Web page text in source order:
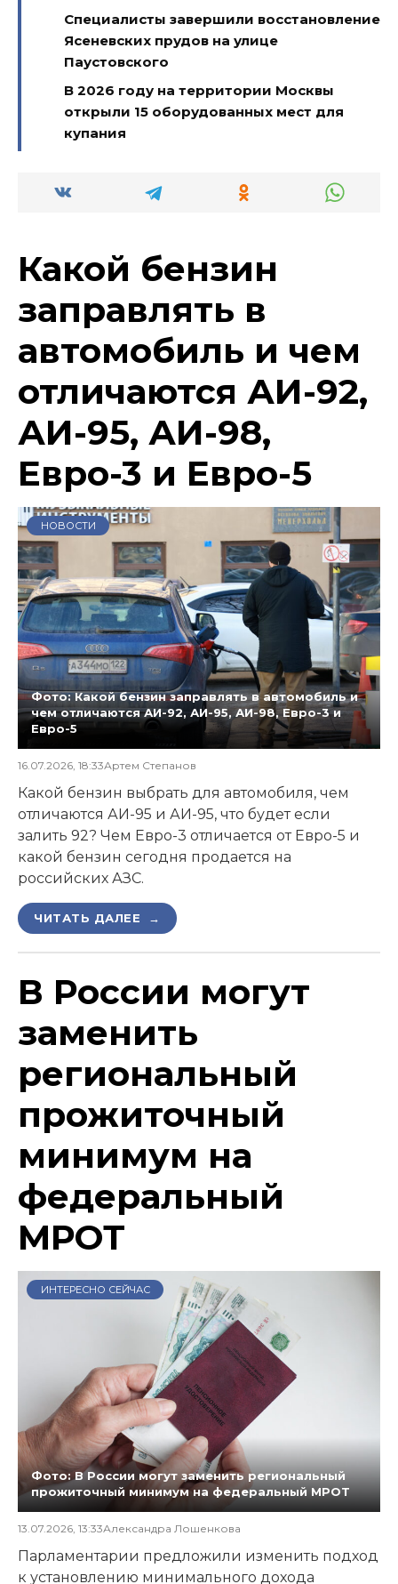
Специалисты завершили восстановление
Ясеневских прудов на улице
Паустовского
В 2026 году на территории Москвы
открыли 15 оборудованных мест для
купания
Какой бензин
заправлять в
автомобиль и чем
отличаются АИ-92,
АИ-95, АИ-98,
Евро-3 и Евро-5
НОВОСТИ
Фото: Какой бензин заправлять в автомобиль и
чем отличаются АИ-92, АИ-95, АИ-98, Евро-3 и
Евро-5
16.07.2026, 18:33Артем Степанов
Какой бензин выбрать для автомобиля, чем
отличаются АИ-95 и АИ-95, что будет если
залить 92? Чем Евро-3 отличается от Евро-5 и
какой бензин сегодня продается на
российских АЗС.
ЧИТАТЬ ДАЛЕЕ →
В России могут
заменить
региональный
прожиточный
минимум на
федеральный
МРОТ
ИНТЕРЕСНО СЕЙЧАС
Фото: В России могут заменить региональный
прожиточный минимум на федеральный МРОТ
13.07.2026, 13:33Александра Лошенкова
Парламентарии предложили изменить подход
к установлению минимального дохода